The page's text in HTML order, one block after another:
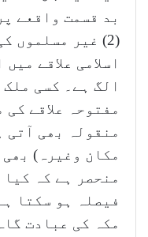
بد قسمت واقعے
(2) غیر مسلموں
اسلامی علاقے
الگ ہے۔ کسی
مفتوحہ علاقے
منقولہ بھی آتی
مکان وغیرہ)
منحصر ہے کہ
فیصلہ ہو سکتا
مکہ کی عبادت